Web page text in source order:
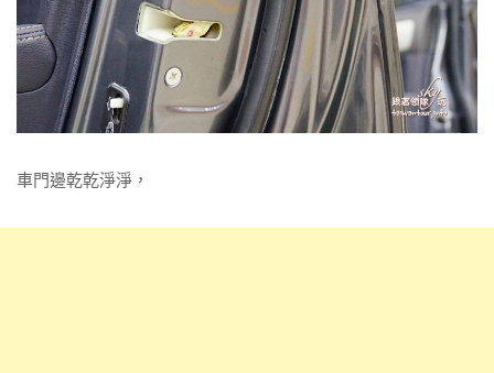
車門邊乾乾淨淨，